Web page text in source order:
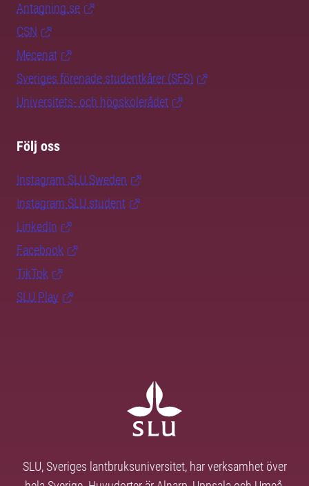
Antagning.se
CSN
Mecenat
Sveriges förenade studentkårer (SFS)
Universitets- och högskolerådet
Följ oss
Instagram SLU.Sweden
Instagram SLU.student
LinkedIn
Facebook
TikTok
SLU Play
SLU, Sveriges lantbruksuniversitet, har verksamhet över